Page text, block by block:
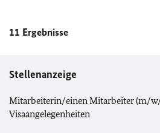
11 Ergebnisse
Stellenanzeige
Mitarbeiterin/einen Mitarbeiter (m/
Visaangelegenheiten